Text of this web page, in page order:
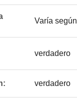
Varía
verdadero
verdadero